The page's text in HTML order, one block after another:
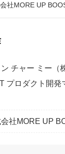
社MORE UP
チャー ミー（
プロダクト開発
社MORE UP